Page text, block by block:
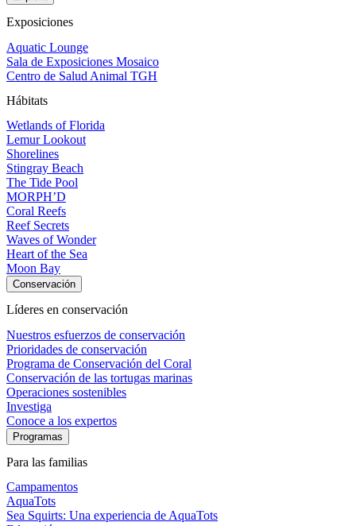
Exposiciones
Aquatic Lounge
Sala de Exposiciones Mosaico
Centro de Salud Animal TGH
Hábitats
Wetlands of Florida
Lemur Lookout
Shorelines
Stingray Beach
The Tide Pool
MORPH’D
Coral Reefs
Reef Secrets
Waves of Wonder
Heart of the Sea
Moon Bay
Conservación
Líderes en conservación
Nuestros esfuerzos de conservación
Prioridades de conservación
Programa de Conservación del Coral
Conservación de las tortugas marinas
Operaciones sostenibles
Investiga
Conoce a los expertos
Programas
Para las familias
Campamentos
AquaTots
Sea Squirts: Una experiencia de AquaTots